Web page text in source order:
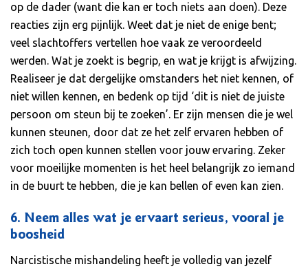
op de dader (want die kan er toch niets aan doen). Deze
reacties zijn erg pijnlijk. Weet dat je niet de enige bent;
veel slachtoffers vertellen hoe vaak ze veroordeeld
werden. Wat je zoekt is begrip, en wat je krijgt is afwijzing.
Realiseer je dat dergelijke omstanders het niet kennen, of
niet willen kennen, en bedenk op tijd ‘dit is niet de juiste
persoon om steun bij te zoeken’. Er zijn mensen die je wel
kunnen steunen, door dat ze het zelf ervaren hebben of
zich toch open kunnen stellen voor jouw ervaring. Zeker
voor moeilijke momenten is het heel belangrijk zo iemand
in de buurt te hebben, die je kan bellen of even kan zien.
6. Neem alles wat je ervaart serieus, vooral je
boosheid
Narcistische mishandeling heeft je volledig van jezelf